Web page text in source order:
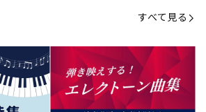
すべて見る